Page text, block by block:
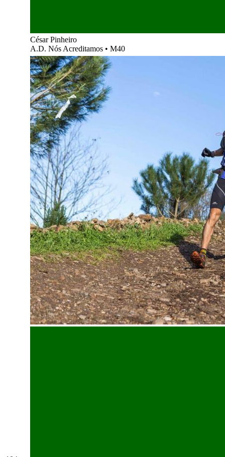
César Pinheiro
A.D. Nós Acreditamos • M40